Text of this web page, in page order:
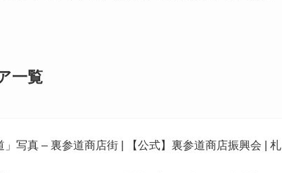
一覧
」写真 – 裏参道商店街 | 【公式】裏参道商店振興会 | 札